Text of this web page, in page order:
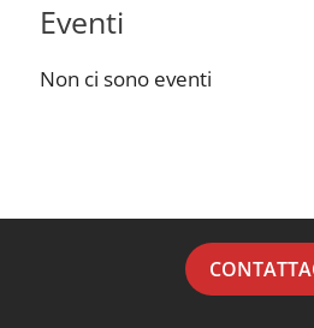
Eventi
Non ci sono eventi